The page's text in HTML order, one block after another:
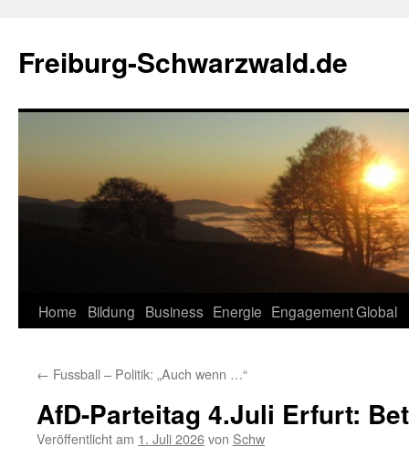
springen
Freiburg-Schwarzwald.de
Home Bildung Business Energie EngagementGlobal
← Fussball – Politik: „Auch wenn …“
AfD-Parteitag 4.Juli Erfurt:
Veröffentlicht am 1. Juli 2026von Schw